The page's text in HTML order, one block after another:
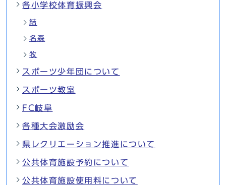
各小学校体育振興会
結
名森
牧
スポーツ少年団について
スポーツ教室
FC岐阜
各種大会激励会
県レクリエーション推進について
公共体育施設予約について
公共体育施設使用料について